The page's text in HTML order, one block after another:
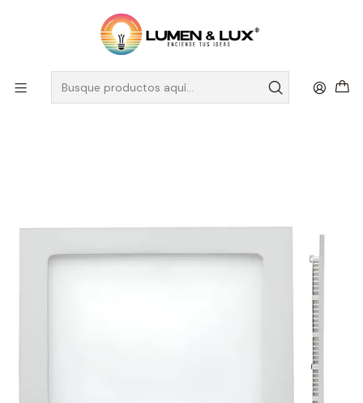
DESPACHO A TODO CHILE
Iluminación Comercial
Embutidos a Cielo
Embutido Slim Led Incorporado
Downlight LED Cuadrado ROBLAN 6W Luz Neutra 4000K Aro
Blanco (LIQUIDACIÓN - Últimas Unidades)